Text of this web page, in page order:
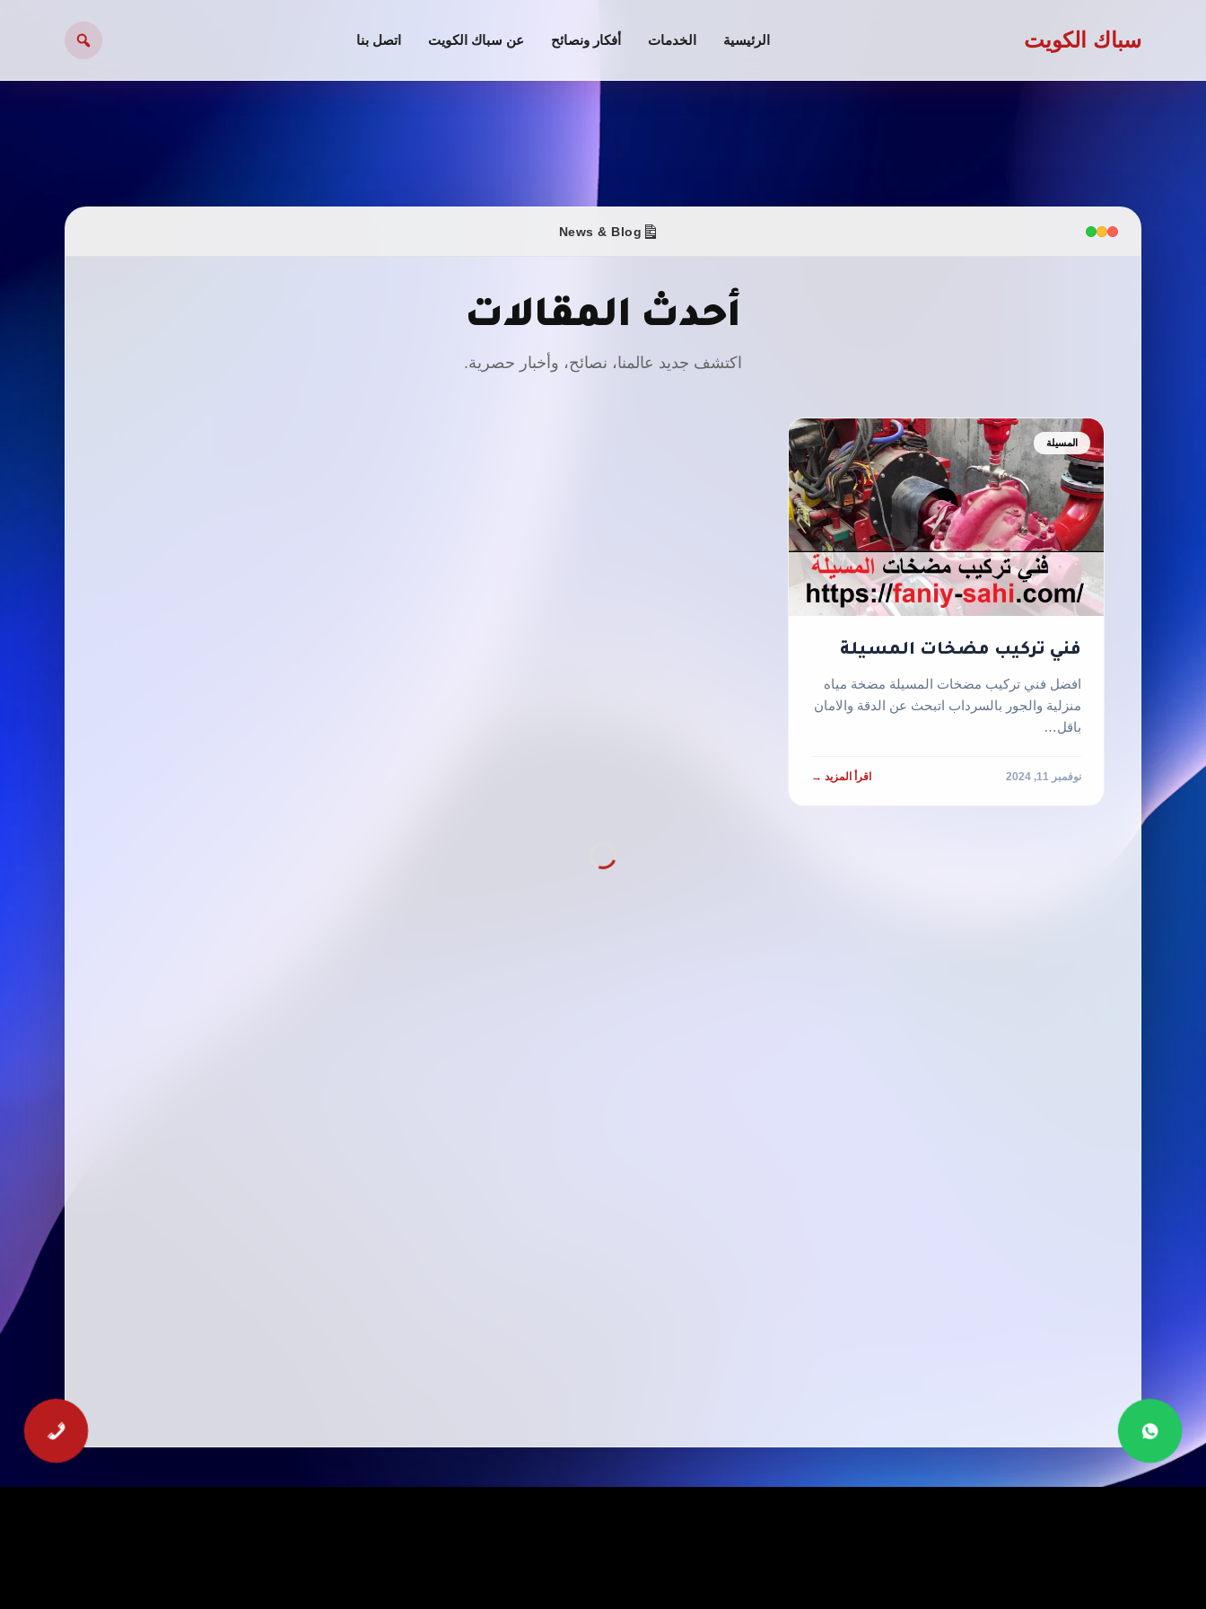
سباك الكويت الرئيسية الخدمات أفكار ونصائح عن سباك الكويت اتصل بنا
News & Blog
أحدث المقالات
اكتشف جديد عالمنا، نصائح، وأخبار حصرية.
المسيلة
فني تركيب مضخات المسيلة
افضل فني تركيب مضخات المسيلة مضخة مياه
منزلية والجور بالسرداب اتبحث عن الدقة والامان
باقل…
نوفمبر 11, 2024 اقرأ المزيد →